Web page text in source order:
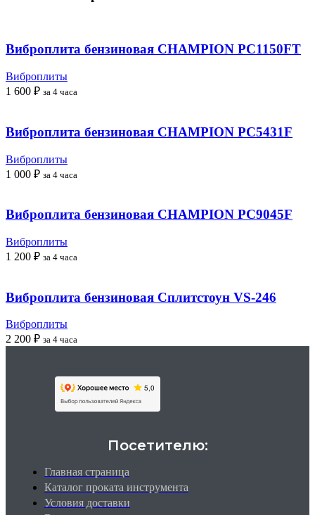
Виброплита бензиновая CHAMPION PC1150FT
Виброплиты
1 600 ₽ за 4 часа
Виброплита бензиновая CHAMPION PC5431F
Виброплиты
1 000 ₽ за 4 часа
Виброплита бензиновая CHAMPION PC9045F
Виброплиты
1 200 ₽ за 4 часа
Виброплита бензиновая Сплитстоун VS-246
Виброплиты
2 200 ₽ за 4 часа
Посетителю:
Главная страница
Каталог проката инструмента
Условия доставки